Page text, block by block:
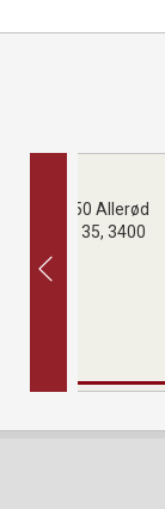
3450 Allerød
35, 3400